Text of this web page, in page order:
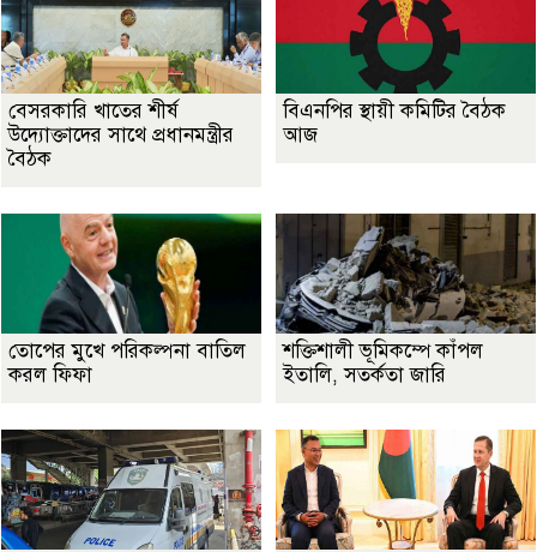
বেসরকারি খাতের শীর্ষ
উদ্যোক্তাদের সাথে প্রধানমন্ত্রীর
বৈঠক
বিএনপির স্থায়ী কমিটির বৈঠক
আজ
তোপের মুখে পরিকল্পনা বাতিল
করল ফিফা
শক্তিশালী ভূমিকম্পে কাঁপল
ইতালি, সতর্কতা জারি